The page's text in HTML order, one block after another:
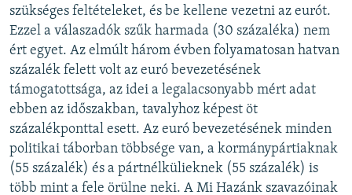
szükséges feltételeket, és be kellene vezetni az eurót.
Ezzel a válaszadók szűk harmada (30 százaléka) nem
ért egyet. Az elmúlt három évben folyamatosan hatvan
százalék felett volt az euró bevezetésének
támogatottsága, az idei a legalacsonyabb mért adat
ebben az időszakban, tavalyhoz képest öt
százalékponttal esett. Az euró bevezetésének minden
politikai táborban többsége van, a kormánypártiaknak
(55 százalék) és a pártnélkülieknek (55 százalék) is
több mint a fele örülne neki. A Mi Hazánk szavazóinak